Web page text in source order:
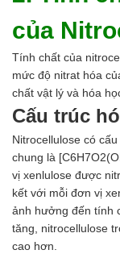
Ngành Nông Nghiệp
Ngành Thủy Sản
Ngành Môi Trường
Ngành Nhựa
Ngành Xây Dựng
Ngành Cao Su
Ngành Xi Mạ
Ngành Thủy Tinh
Ngành Dệt Nhuộm
Ngành Sơn
Ngành In Ấn Bao Bì
Ngành Gốm Sứ
Ngành Gỗ
Ngành Mỹ Phẩm
của
Tính chất của
mức độ nitrat hóa
chất vật lý và hóa
Cấu trúc
Nitrocellulose có
chung là
vị xenlulose được
kết với mỗi đơn vị
ảnh hưởng đến tính
tăng, nitrocellulose
cao hơn.